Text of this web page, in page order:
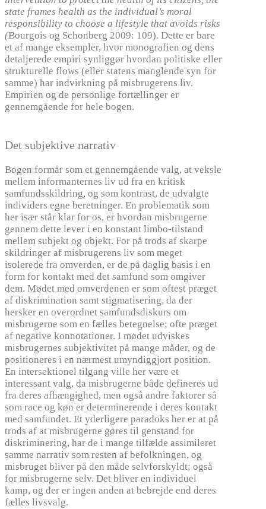
state frames health as the individual’s moral
responsibility to choose a lifestyle that avoids risks
(Bourgois og Schonberg 2009: 109). Dette er bare
et af mange eksempler, hvor monografien og dens
detaljerede empiri synliggør hvordan politiske eller
strukturelle flows (eller statens manglende syn for
samme) har indvirkning på misbrugerens liv.
Empirien og de personlige fortællinger er
gennemgående for hele bogen.
Det subjektive narrativ
Bogen formår som et gennemgående valg, at veksle
mellem informanternes liv ud fra en kritisk
samfundsskildring, og som kontrast, de udvalgte
individers egne beretninger. En problematik som
her især står klar for os, er hvordan misbrugerne
gennem dette lever i en konstant limbo-tilstand
mellem subjekt og objekt. For på trods af skarpe
skildringer af misbrugerens liv som meget
isolerede fra omverden, er de på daglig basis i en
form for kontakt med det samfund som omgiver
dem. Mødet med omverdenen er som oftest præget
af diskrimination samt stigmatisering, da der
hersker en overordnet samfundsdiskurs om
misbrugerne som en fælles betegnelse; ofte præget
af negative konnotationer. I mødet udviskes
misbrugernes subjektivitet på mange måder, og de
positioneres i en nærmest umyndiggjort position.
En intersektionel tilgang ville her være et
interessant valg, da misbrugerne både defineres ud
fra deres afhængighed, men også andre faktorer så
som race og køn er determinerende i deres kontakt
med samfundet. Et yderligere paradoks her er at på
trods af at misbrugerne gøres til genstand for
diskriminering, har de i mange tilfælde assimileret
samme narrativ som resten af befolkningen, og
misbruget bliver på den måde selvforskyldt; også
for misbrugerne selv. Det bliver en individuel
kamp, og der er ingen anden at bebrejde end deres
fælles livsvalg.